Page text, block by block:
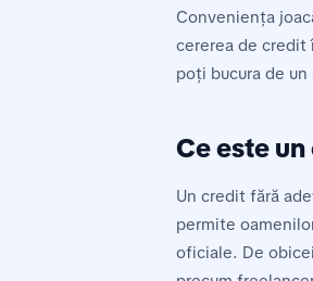
Conveniența
cererea de credit
poți bucura de
Ce este
Un credit fără
permite
oficiale. De